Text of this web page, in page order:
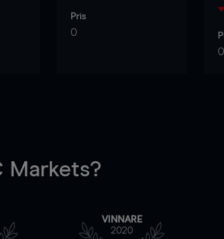
Pris
0
0
Markets?
VINNARE
2020